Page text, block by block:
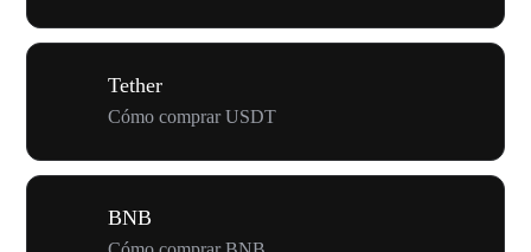
Tether
Cómo comprar USDT
BNB